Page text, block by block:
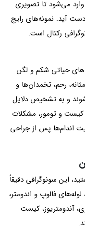
وارد می‌شود تا تصویری
آید. نمونه‌های رایج
رکتال است.
حیاتی شکم و لگن
رحم، تخمدان‌ها و
و به تشخیص دلایل
و تومور، مشکلات
اندام‌ها پس از جراحی
این سونوگرافی دقیقاً
فالوپ و اندومتر،
آندومتریوز، کیست